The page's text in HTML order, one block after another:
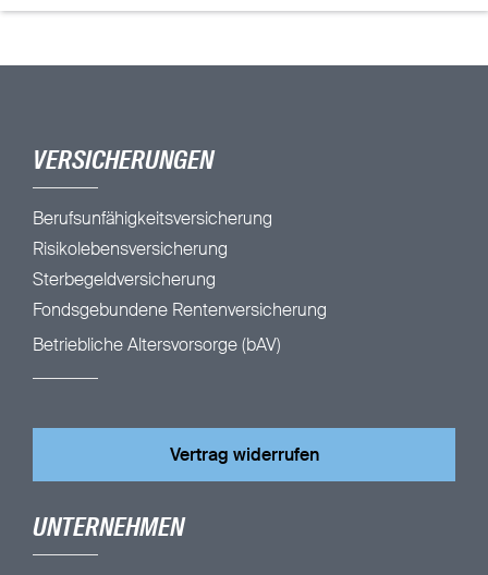
VERSICHERUNGEN
Berufsunfähigkeitsversicherung
Risikolebensversicherung
Sterbegeldversicherung
Fondsgebundene Rentenversicherung
Betriebliche Altersvorsorge (bAV)
Vertrag widerrufen
UNTERNEHMEN